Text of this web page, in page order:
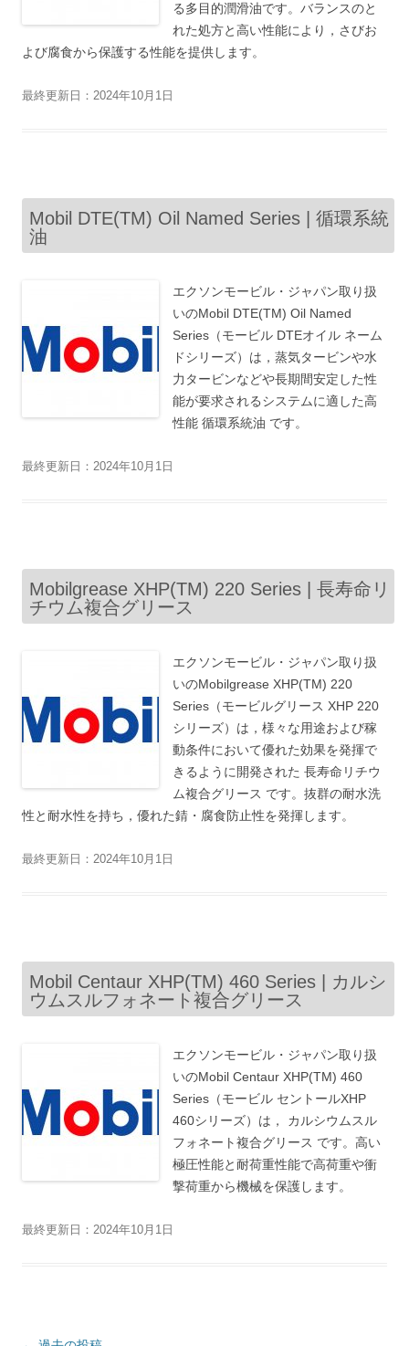
る多目的潤滑油です。バランスのと
れた処方と高い性能により，さびお
よび腐食から保護する性能を提供します。
最終更新日：2024年10月1日
Mobil DTE(TM) Oil Named Series | 循環系統
油
エクソンモービル・ジャパン取り扱
いのMobil DTE(TM) Oil Named
Series（モービル DTEオイル ネーム
ドシリーズ）は，蒸気タービンや水
力タービンなどや長期間安定した性
能が要求されるシステムに適した高
性能 循環系統油 です。
最終更新日：2024年10月1日
Mobilgrease XHP(TM) 220 Series | 長寿命リ
チウム複合グリース
エクソンモービル・ジャパン取り扱
いのMobilgrease XHP(TM) 220
Series（モービルグリース XHP 220
シリーズ）は，様々な用途および稼
動条件において優れた効果を発揮で
きるように開発された 長寿命リチウ
ム複合グリース です。抜群の耐水洗
性と耐水性を持ち，優れた錆・腐食防止性を発揮します。
最終更新日：2024年10月1日
Mobil Centaur XHP(TM) 460 Series | カルシ
ウムスルフォネート複合グリース
エクソンモービル・ジャパン取り扱
いのMobil Centaur XHP(TM) 460
Series（モービル セントールXHP
460シリーズ）は， カルシウムスル
フォネート複合グリース です。高い
極圧性能と耐荷重性能で高荷重や衝
撃荷重から機械を保護します。
最終更新日：2024年10月1日